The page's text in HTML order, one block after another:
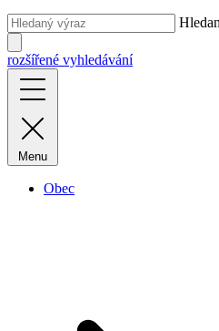
rozšířené vyhledávání
Menu
Obec